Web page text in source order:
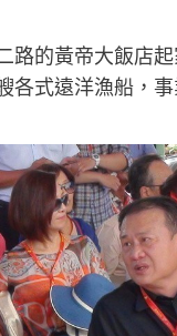
路的黃帝大飯店
各式遠洋漁船，